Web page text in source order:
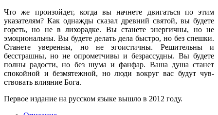
Что же произойдет, когда вы начнете двигаться по этим
указателям? Как однажды сказал древний святой, вы будете
гореть, но не в лихорадке. Вы станете энергичны, но не
эмоциональны. Вы будете делать дела быстро, но без спеш­ки.
Станете уверенны, но не эгоистичны. Решительны и
бесстрашны, но не опрометчивы и безрассудны. Вы будете
полны радости, но без шума и фанфар. Ваша душа станет
спокойной и безмятежной, но люди вокруг вас будут чув­
ствовать влияние Бога.
Первое издание на русском языке вышло в 2012 году.